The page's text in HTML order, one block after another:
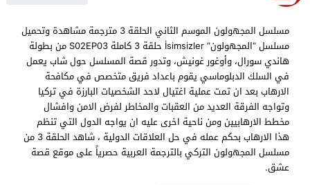
مسلسل المجهولون الموسم الثاني الحلقة 3 مترجمة مشاهدة وتحميل
مسلسل “المجهولون” İsimsizler حلقة 3 كاملة S02EP03 من بطولة
هاندي سورال، وأوغور غونيش، وتدور قصة المسلسل حول شاب يعمل
في السلك الدبلوماسي يقوم باعداد فريق متخصص في مكافحة
الارهاب بعد ان تمت عملية اغتيال لاحد الشخصيات البارزة في تركيا
وتواجه الفرقة العديد من العقبات والمخاطر لفرض الامن وافشال
مخطط الارهابيين ومن ناحية اخرى عليه ان يواجه الدول التي تنظم
هذا الارهاب بحكم عمله في حل العلاقات الدولية ، شاهد الحلقة 3 من
مسلسل المجهولون التركي بالترجمة العربية حصرياً على موقع قصة
عشق.